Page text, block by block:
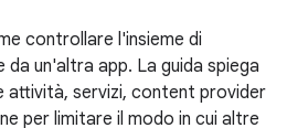
controllare l'insieme di
un'altra app. La guida spiega
attività, servizi, content provider
per limitare il modo in cui altre